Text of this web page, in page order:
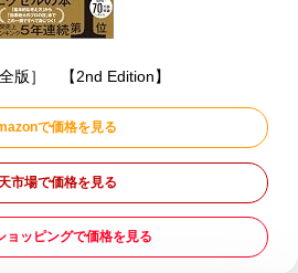
版］ 【2nd Edition】
で価格を見る
市場で価格を見る
ョッピングで価格を見る